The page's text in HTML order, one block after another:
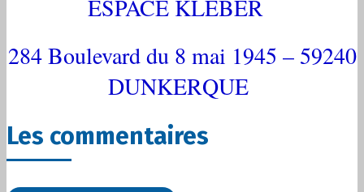
ESPACE KLEBER
284 Boulevard du 8 mai 1945 – 59240
DUNKERQUE
Les commentaires